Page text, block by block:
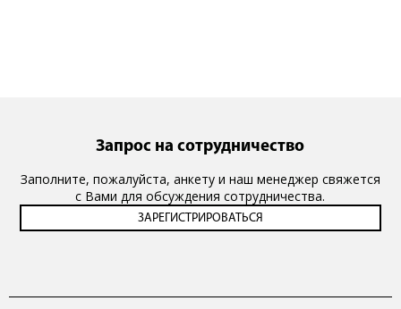
Запрос на сотрудничество
Заполните, пожалуйста, анкету и наш менеджер свяжется
с Вами для обсуждения сотрудничества.